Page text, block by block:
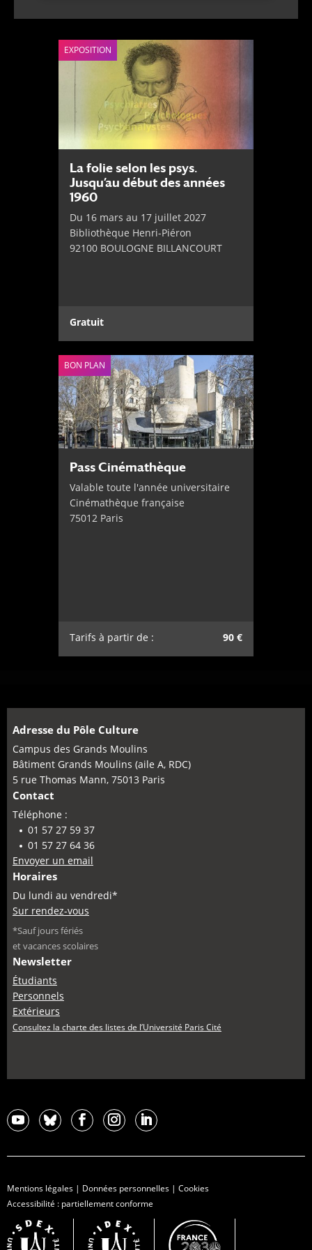
EXPOSITION
La folie selon les psys.
Jusqu’au début des années
1960
Du 16 mars au 17 juillet 2027
Bibliothèque Henri-Piéron
92100 BOULOGNE BILLANCOURT
Gratuit
BON PLAN
Pass Cinémathèque
Valable toute l'année universitaire
Cinémathèque française
75012 Paris
Tarifs à partir de : 90 €
Adresse du Pôle Culture
Campus des Grands Moulins
Bâtiment Grands Moulins (aile A, RDC)
5 rue Thomas Mann, 75013 Paris
Contact
Téléphone :
01 57 27 59 37
01 57 27 64 36
Envoyer un email
Horaires
Du lundi au vendredi*
Sur rendez-vous
*Sauf jours fériés
et vacances scolaires
Newsletter
Étudiants
Personnels
Extérieurs
Consultez la charte des listes de l’Université Paris Cité
Mentions légales | Données personnelles | Cookies
Accessibilité : partiellement conforme